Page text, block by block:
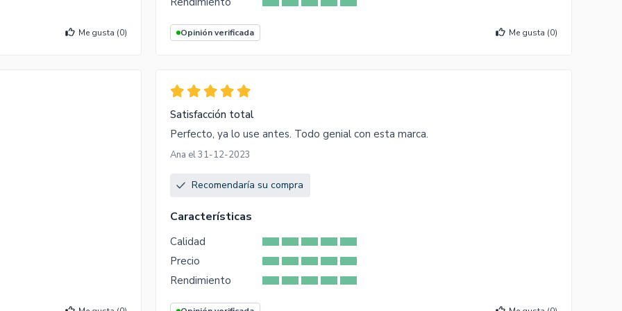
Me gusta (0) Opinión verificada Me gusta (0)
Satisfacción total
Perfecto, ya lo use antes. Todo genial con esta marca.
Ana el 31-12-2023
Recomendaría su compra
Características
Calidad
Precio
Rendimiento